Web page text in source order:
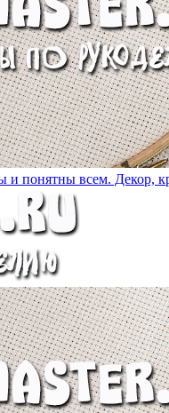
и понятны всем. Декор,